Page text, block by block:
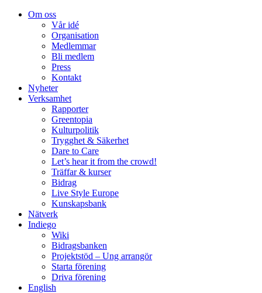
Om oss
Vår idé
Organisation
Medlemmar
Bli medlem
Press
Kontakt
Nyheter
Verksamhet
Rapporter
Greentopia
Kulturpolitik
Trygghet & Säkerhet
Dare to Care
Let’s hear it from the crowd!
Träffar & kurser
Bidrag
Live Style Europe
Kunskapsbank
Nätverk
Indiego
Wiki
Bidragsbanken
Projektstöd – Ung arrangör
Starta förening
Driva förening
English